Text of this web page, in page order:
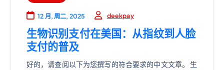
12 月, 周二, 2025 deekpay
生物识别支付在美国：从指纹到人脸
支付的普及
好的，请查阅以下为您撰写的符合要求的中文文章。 生